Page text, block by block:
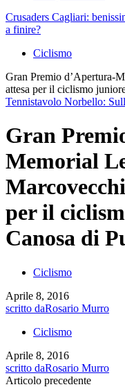
Crusaders Cagliari:
a finire?
Ciclismo
Gran Premio d’Apertura-
attesa per il ciclismo
Tennistavolo Norbello:
Gran
Memorial
per il
Canosa di
Ciclismo
Aprile 8, 2016
scritto daRosario Murro
Ciclismo
Aprile 8, 2016
scritto daRosario Murro
Articolo precedente